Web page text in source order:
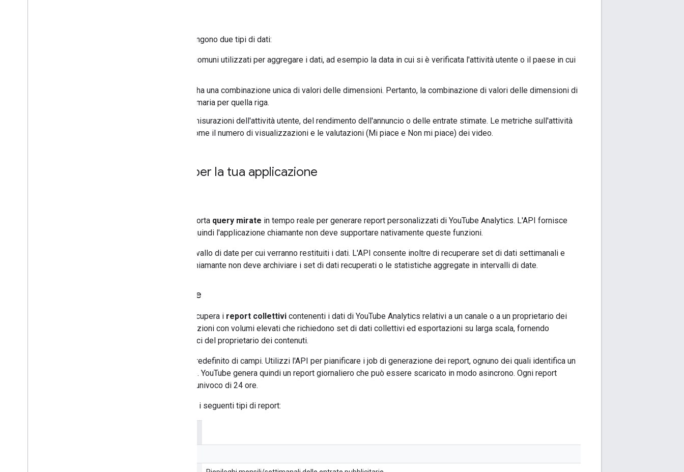
I report recuperati dalle API contengono due tipi di dati:
sono criteri comuni utilizzati per aggregare i dati, ad esempio la data in cui si è verificata l'attività utente o il paese in cui
In un report, ogni riga di dati ha una combinazione unica di valori delle dimensioni. Pertanto, la combinazione di valori delle dimensioni di
ogni riga funge da chiave primaria per quella riga.
sono singole misurazioni dell'attività utente, del rendimento dell'annuncio o delle entrate stimate. Le metriche sull'attività
utente includono elementi come il numero di visualizzazioni e le valutazioni (Mi piace e Non mi piace) dei video.
Scegliere l'API giusta per la tua applicazione
supporta query mirate in tempo reale per generare report personalizzati di YouTube Analytics. L'API fornisce
parametri di filtro e ordinamento, quindi l'applicazione chiamante non deve supportare nativamente queste funzioni.
Ogni richiesta API specifica l'intervallo di date per cui verranno restituiti i dati. L'API consente inoltre di recuperare set di dati settimanali e
mensili. Pertanto, l'applicazione chiamante non deve archiviare i set di dati recuperati o le statistiche aggregate in intervalli di date.
Tube
recupera i report collettivi contenenti i dati di YouTube Analytics relativi a un canale o a un proprietario dei
contenuti. È progettato per applicazioni con volumi elevati che richiedono set di dati collettivi ed esportazioni su larga scala, fornendo
l'accesso esclusivo ai dati specifici del proprietario dei contenuti.
Ogni report contiene un insieme predefinito di campi. Utilizzi l'API per pianificare i job di generazione dei report, ognuno dei quali identifica un
report che YouTube deve generare. YouTube genera quindi un report giornaliero che può essere scaricato in modo asincrono. Ogni report
contiene dati relativi a un periodo univoco di 24 ore.
L'API YouTube Reporting supporta i seguenti tipi di report: